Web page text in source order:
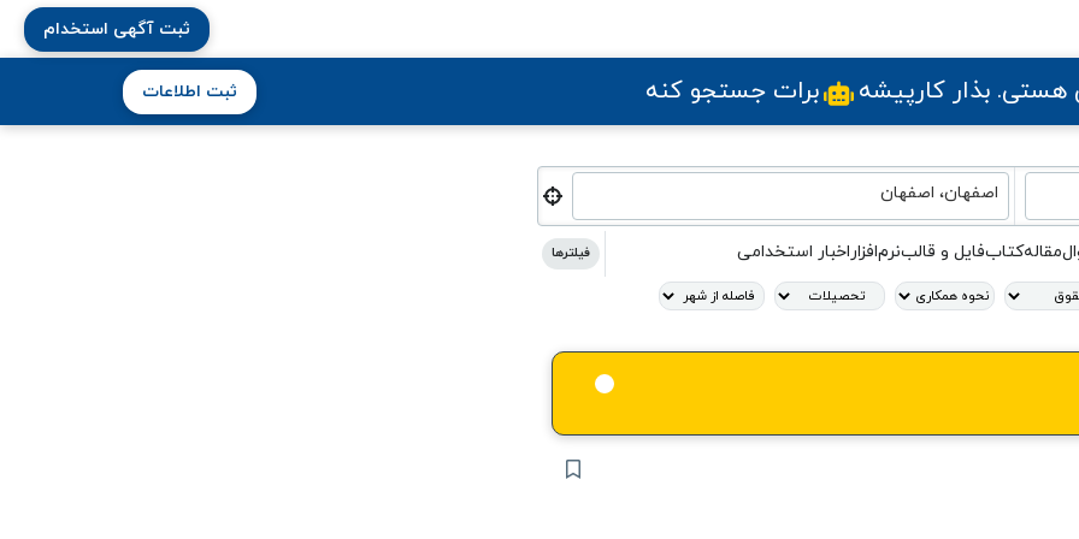
ثبت آگهی استخدام
هستی. بذار کارپیشه برات جستجو کنه ثبت اطلاعات
اصفهان، اصفهان
مقالهکتابفایل و قالبنرم‌افزاراخبار استخدامی فیلترها